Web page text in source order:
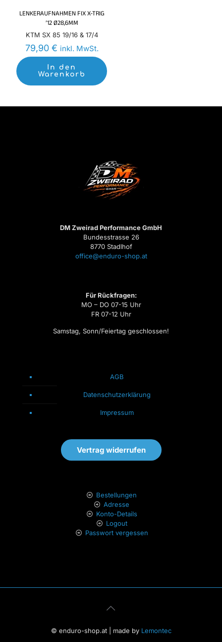
LENKERAUFNAHMEN FIX X-TRIG
’12 Ø28,6MM
KTM SX 85 19/16 & 17/4
79,90 € inkl. MwSt.
In den
Warenkorb
DM Zweirad Performance GmbH
Bundesstrasse 26
8770 Stadlhof
office@enduro-shop.at
Für Rückfragen:
MO – DO 07-15 Uhr
FR 07-12 Uhr
Samstag, Sonn/Feiertag geschlossen!
AGB
Datenschutzerklärung
Impressum
Vertrag widerrufen
Bestellungen
Adresse
Konto-Details
Logout
Passwort vergessen
© enduro-shop.at | made by Lemontec